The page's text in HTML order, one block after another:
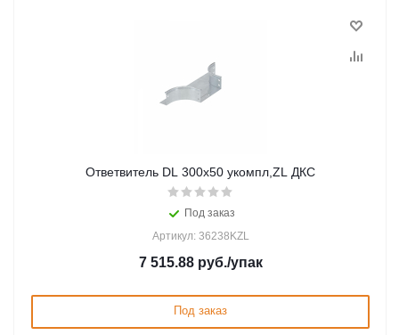
Ответвитель DL 300х50 укомпл,ZL ДКС
Под заказ
Артикул: 36238KZL
7 515.88руб./упак
Под заказ